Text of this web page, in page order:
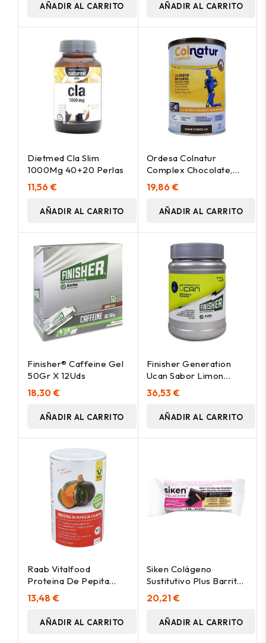
AÑADIR AL CARRITO AÑADIR AL CARRITO
Dietmed Cla Slim
1000Mg 40+20 Perlas
11,56 €
AÑADIR AL CARRITO
Ordesa Colnatur
Complex Chocolate,
420 G
19,86 €
AÑADIR AL CARRITO
Finisher® Caffeine Gel
50Gr X 12Uds
18,30 €
AÑADIR AL CARRITO
Finisher Generation
Ucan Sabor Limon
500Gr.
36,53 €
AÑADIR AL CARRITO
Raab Vitalfood
Proteina De Pepita
Calabaza Bio 500G
13,48 €
AÑADIR AL CARRITO
Siken Colágeno
Sustitutivo Plus Barritas
Sabor Vainilla Con
Almendras 8X40G
20,21 €
AÑADIR AL CARRITO